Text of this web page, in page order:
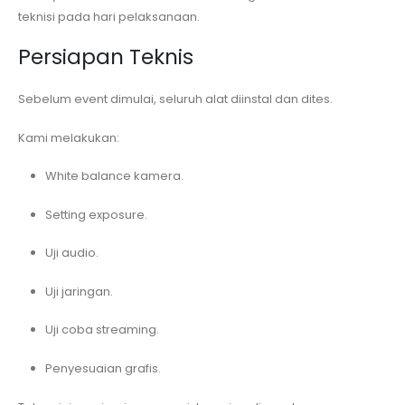
teknisi pada hari pelaksanaan.
Persiapan Teknis
Sebelum event dimulai, seluruh alat diinstal dan dites.
Kami melakukan:
White balance kamera.
Setting exposure.
Uji audio.
Uji jaringan.
Uji coba streaming.
Penyesuaian grafis.